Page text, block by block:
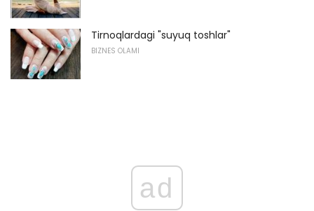
Tirnoqlardagi "suyuq toshlar"
BIZNES OLAMI
ad